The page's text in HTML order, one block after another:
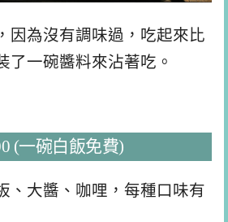
因為沒有調味過，吃起來比
了一碗醬料來沾著吃。
(一碗白飯免費)
、大醬、咖哩，每種口味有